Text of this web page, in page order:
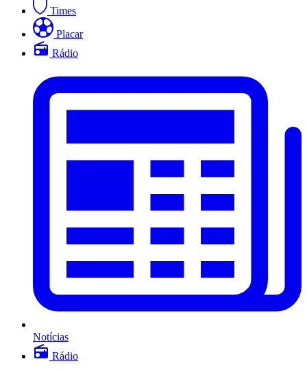
Times
Placar
Rádio
Notícias
Rádio